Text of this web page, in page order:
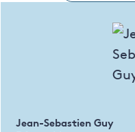
Jean-Sebastien Guy